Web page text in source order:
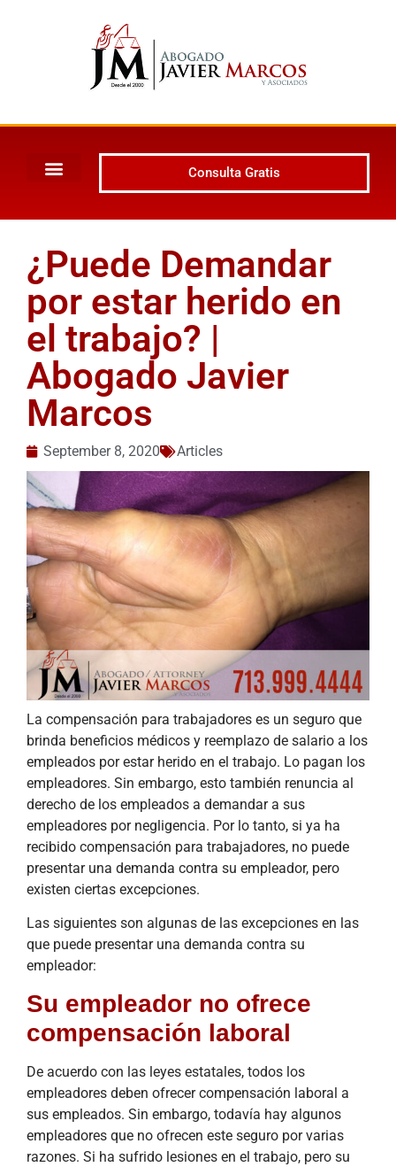
Consulta Gratis
¿Puede Demandar
por estar herido en
el trabajo? |
Abogado Javier
Marcos
September 8, 2020 Articles
La compensación para trabajadores es un seguro que
brinda beneficios médicos y reemplazo de salario a los
empleados por estar herido en el trabajo. Lo pagan los
empleadores. Sin embargo, esto también renuncia al
derecho de los empleados a demandar a sus
empleadores por negligencia. Por lo tanto, si ya ha
recibido compensación para trabajadores, no puede
presentar una demanda contra su empleador, pero
existen ciertas excepciones.
Las siguientes son algunas de las excepciones en las
que puede presentar una demanda contra su
empleador:
Su empleador no ofrece
compensación laboral
De acuerdo con las leyes estatales, todos los
empleadores deben ofrecer compensación laboral a
sus empleados. Sin embargo, todavía hay algunos
empleadores que no ofrecen este seguro por varias
razones. Si ha sufrido lesiones en el trabajo, pero su